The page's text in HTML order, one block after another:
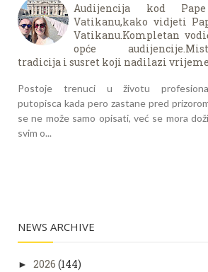
Audijencija kod
Vatikanu,kako vidjeti
Vatikanu.Kompletan
opće
tradicija i susret koji nadilazi vrijeme
Postoje trenuci u životu
putopisca kada pero zastane pred
se ne može samo opisati, već se mora
svim o...
NEWS ARCHIVE
► 2026 (144)